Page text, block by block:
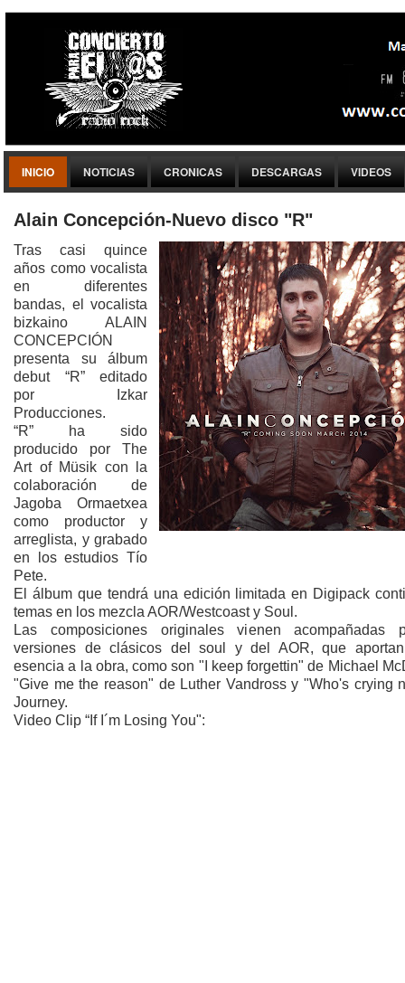
INICIO NOTICIAS CRONICAS DESCARGAS VIDEOS
Alain Concepción-Nuevo disco "R"
Tras casi quince
años como vocalista
en diferentes
bandas, el vocalista
bizkaino ALAIN
CONCEPCIÓN
presenta su álbum
debut “R” editado
por Izkar
Producciones.
“R” ha sido
producido por The
Art of Müsik con la
colaboración de
Jagoba Ormaetxea
como productor y
arreglista, y grabado
en los estudios Tío
Pete.
El álbum que tendrá una edición limitada en Digipack
temas en los mezcla AOR/Westcoast y Soul.
Las composiciones originales vienen acompañadas
versiones de clásicos del soul y del AOR, que
esencia a la obra, como son "I keep forgettin" de Michael
"Give me the reason" de Luther Vandross y "Who's crying
Journey.
Video Clip “If I´m Losing You":